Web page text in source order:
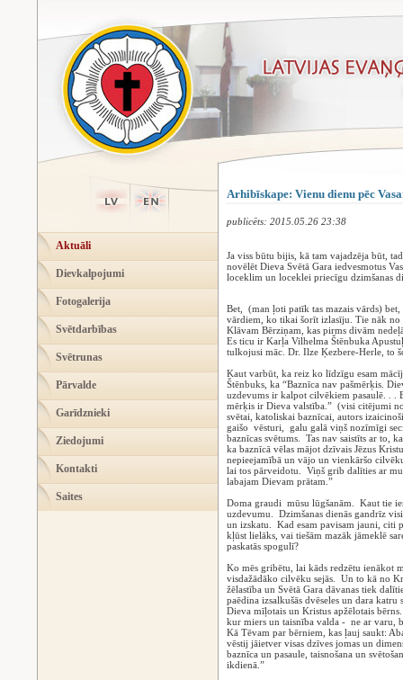
Aktuāli
Dievkalpojumi
Fotogalerija
Svētdarbības
Svētrunas
Pārvalde
Garīdznieki
Ziedojumi
Kontakti
Saites
Arhibīskape: Vienu dienu pēc
publicēts: 2015.05.26 23:38
Ja viss būtu bijis, kā tam vajadzēja būt,
novēlēt Dieva Svētā Gara iedvesmotus
loceklim un loceklei priecīgu dzimšanas
Bet, (man ļoti patīk tas mazais vārds) bet,
vārdiem, ko tikai šorīt izlasīju. Tie nāk no
Klāvam Bērziņam, kas pirms divām
Es ticu ir Karļa Vilhelma Štēnbuka
tulkojusi māc. Dr. Ilze Ķezbere-Herle, to
Kaut varbūt, ka reiz ko līdzīgu esam
Štēnbuks, ka “Baznīca nav pašmērķis.
uzdevums ir kalpot cilvēkiem pasaulē. . .
mērķis ir Dieva valstība.” (visi citējumi
svētai, katoliskai baznīcai, autors
gaišo vēsturi, galu galā viņš nozīmīgi
baznīcas svētums. Tas nav saistīts ar to,
ka baznīcā vēlas mājot dzīvais Jēzus
nepieejamībā un vājo un vienkāršo
lai tos pārveidotu. Viņš grib dalīties ar
labajam Dievam prātam.”
Doma graudi mūsu lūgšanām. Kaut tie
uzdevumu. Dzimšanas dienās gandrīz
un izskatu. Kad esam pavisam jauni, citi
kļūst lielāks, vai tiešām mazāk jāmeklē
paskatās spogulī?
Ko mēs gribētu, lai kāds redzētu ienākot
visdažādāko cilvēku sejās. Un to kā no
žēlastība un Svētā Gara dāvanas tiek
paēdina izsalkušās dvēseles un dara
Dieva mīļotais un Kristus apžēlotais
kur miers un taisnība valda - ne ar varu,
Kā Tēvam par bērniem, kas ļauj saukt:
vēstij jāietver visas dzīves jomas un
baznīca un pasaule, taisnošana un
ikdienā.”